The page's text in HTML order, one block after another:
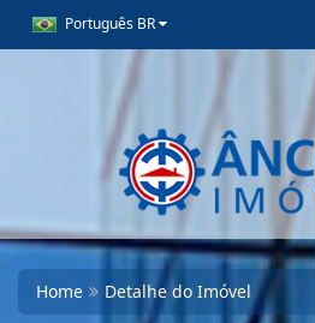
Português BR
Home Detalhe do Imóvel